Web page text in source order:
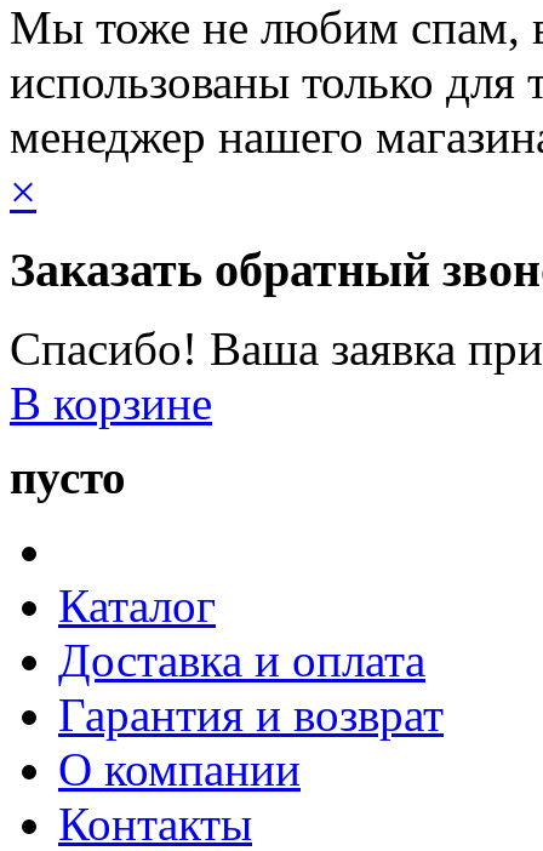
Мы тоже не любим спам,
использованы только для
менеджер нашего
×
Заказать обратный
Спасибо! Ваша заявка
В корзине
пусто
Каталог
Доставка и оплата
Гарантия и возврат
О компании
Контакты